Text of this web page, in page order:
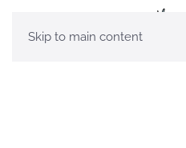
Skip to main content